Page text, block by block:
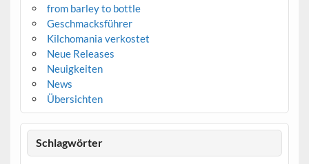
from barley to bottle
Geschmacksführer
Kilchomania verkostet
Neue Releases
Neuigkeiten
News
Übersichten
Schlagwörter